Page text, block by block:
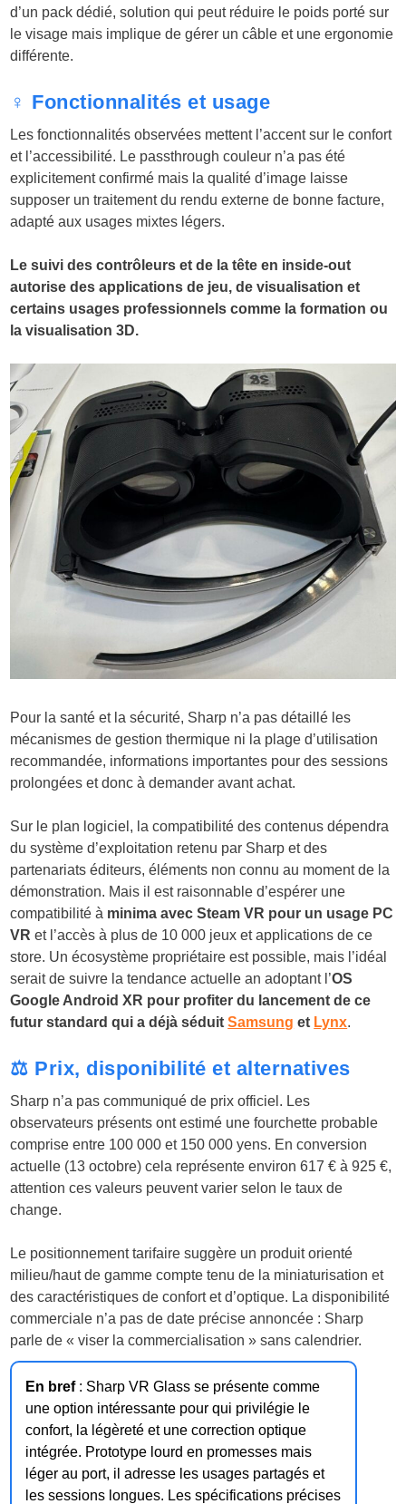
d’un pack dédié, solution qui peut réduire le poids porté sur
le visage mais implique de gérer un câble et une ergonomie
différente.
♀️ Fonctionnalités et usage
Les fonctionnalités observées mettent l’accent sur le confort
et l’accessibilité. Le passthrough couleur n’a pas été
explicitement confirmé mais la qualité d’image laisse
supposer un traitement du rendu externe de bonne facture,
adapté aux usages mixtes légers.
Le suivi des contrôleurs et de la tête en inside-out
autorise des applications de jeu, de visualisation et
certains usages professionnels comme la formation ou
la visualisation 3D.
Pour la santé et la sécurité, Sharp n’a pas détaillé les
mécanismes de gestion thermique ni la plage d’utilisation
recommandée, informations importantes pour des sessions
prolongées et donc à demander avant achat.
Sur le plan logiciel, la compatibilité des contenus dépendra
du système d’exploitation retenu par Sharp et des
partenariats éditeurs, éléments non connu au moment de la
démonstration. Mais il est raisonnable d’espérer une
compatibilité à minima avec Steam VR pour un usage PC
VR et l’accès à plus de 10 000 jeux et applications de ce
store. Un écosystème propriétaire est possible, mais l’idéal
serait de suivre la tendance actuelle an adoptant l’OS
Google Android XR pour profiter du lancement de ce
futur standard qui a déjà séduitSamsung et Lynx.
⚖️ Prix, disponibilité et alternatives
Sharp n’a pas communiqué de prix officiel. Les
observateurs présents ont estimé une fourchette probable
comprise entre 100 000 et 150 000 yens. En conversion
actuelle (13 octobre) cela représente environ 617 € à 925 €,
attention ces valeurs peuvent varier selon le taux de
change.
Le positionnement tarifaire suggère un produit orienté
milieu/haut de gamme compte tenu de la miniaturisation et
des caractéristiques de confort et d’optique. La disponibilité
commerciale n’a pas de date précise annoncée : Sharp
parle de « viser la commercialisation » sans calendrier.
En bref: Sharp VR Glass se présente comme
une option intéressante pour qui privilégie le
confort, la légèreté et une correction optique
intégrée. Prototype lourd en promesses mais
léger au port, il adresse les usages partagés et
les sessions longues. Les spécifications précises